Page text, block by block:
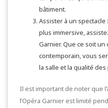
bâtiment.
Assister à un
plus immersive,
Garnier. Que ce soit
contemporain, vous
la salle et la qualité
Il est important de noter que
l’Opéra Garnier est limité